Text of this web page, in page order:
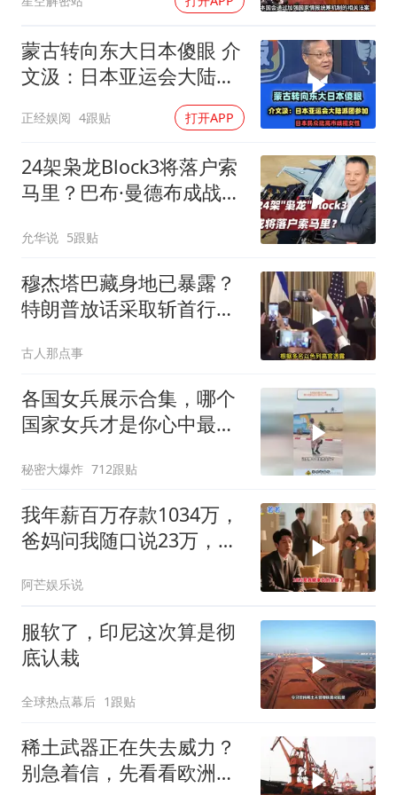
蒙古转向东大日本傻眼 介
文汲：日本亚运会大陆派
正经娱阅 4跟贴 打开APP
24架枭龙Block3将落户索
马里？巴布·曼德布成战略
允华说 5跟贴
穆杰塔巴藏身地已暴露？
特朗普放话采取斩首行
古人那点事
各国女兵展示合集，哪个
国家女兵才是你心中最飒
秘密大爆炸 712跟贴
我年薪百万存款1034万，
爸妈问我随口说23万，结
阿芒娱乐说
服软了，印尼这次算是彻
底认栽
全球热点幕后 1跟贴
稀土武器正在失去威力？
别急着信，先看看欧洲军